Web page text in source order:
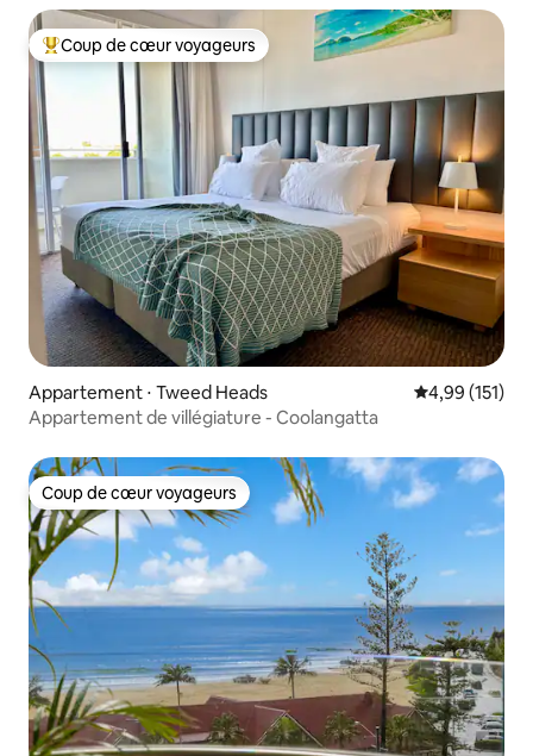
Coups de cœur voyageurs les plus appréciés
Coup de cœur voyageurs
Appartement ⋅ Tweed Heads Évaluation
4,99 (151)
Appartement de villégiature - Coolangatta
Coup de cœur voyageurs
Coup de cœur voyageurs